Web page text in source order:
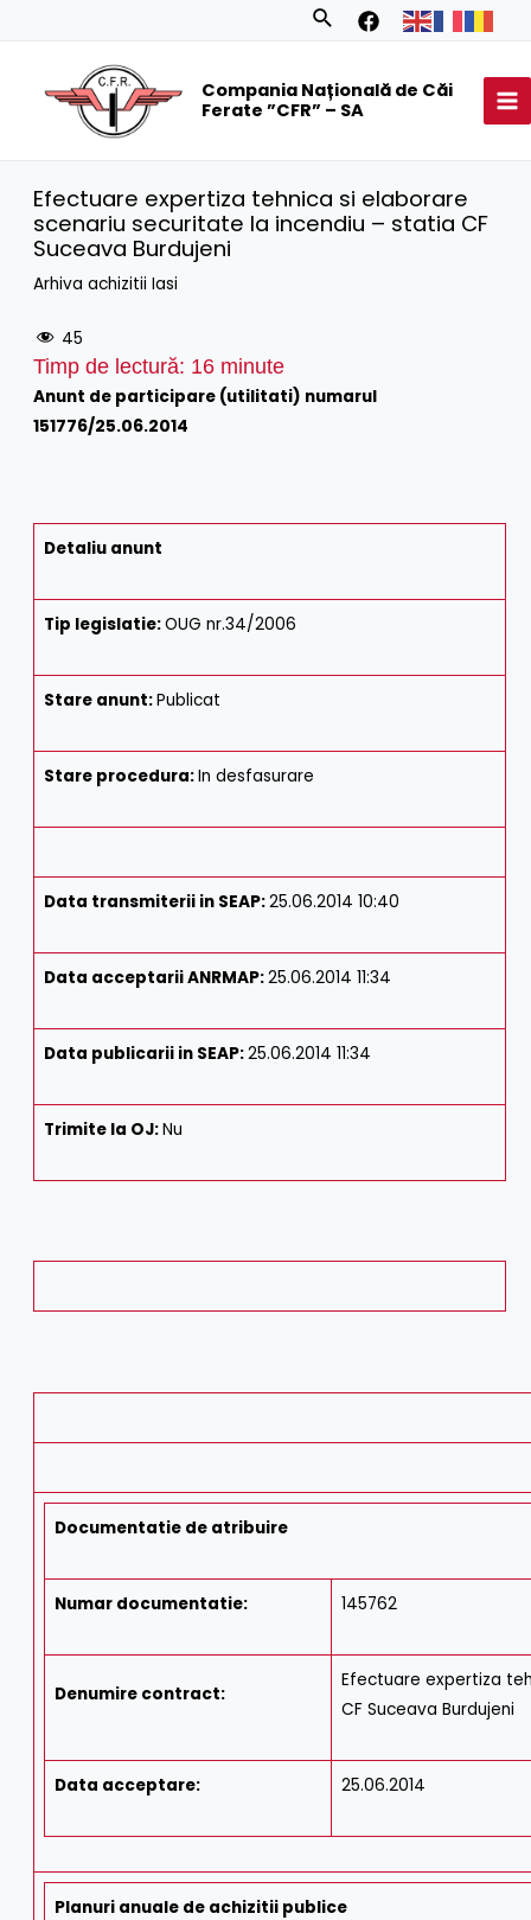
Search
Compania Națională de Căi
Ferate ”CFR” – SA
Efectuare expertiza tehnica si elaborare
scenariu securitate la incendiu – statia CF
Suceava Burdujeni
Arhiva achizitii Iasi
45
Timp de lectură: 16 minute
Anunt de participare (utilitati) numarul
151776/25.06.2014
Detaliu anunt
Tip legislatie:OUG nr.34/2006
Stare anunt:Publicat
Stare procedura:In desfasurare
Data transmiterii in SEAP:25.06.2014 10:40
Data acceptarii ANRMAP:25.06.2014 11:34
Data publicarii in SEAP:25.06.2014 11:34
Trimite la OJ:Nu
Documentatie de atribuire
Numar documentatie: 145762
Denumire contract:
Efectuare expertiza
CF Suceava Burdujeni
Data acceptare: 25.06.2014
Planuri anuale de achizitii publice